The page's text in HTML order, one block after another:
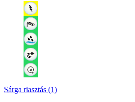
Sárga riasztás (1)